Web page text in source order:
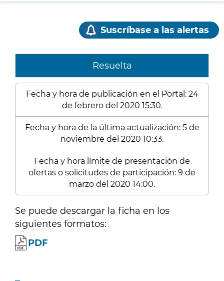
Suscríbase a las alertas
Resuelta
Fecha y hora de publicación en el Portal: 24
de febrero del 2020 15:30.
Fecha y hora de la última actualización: 5 de
noviembre del 2020 10:33.
Fecha y hora límite de presentación de
ofertas o solicitudes de participación: 9 de
marzo del 2020 14:00.
Se puede descargar la ficha en los
siguientes formatos:
PDF